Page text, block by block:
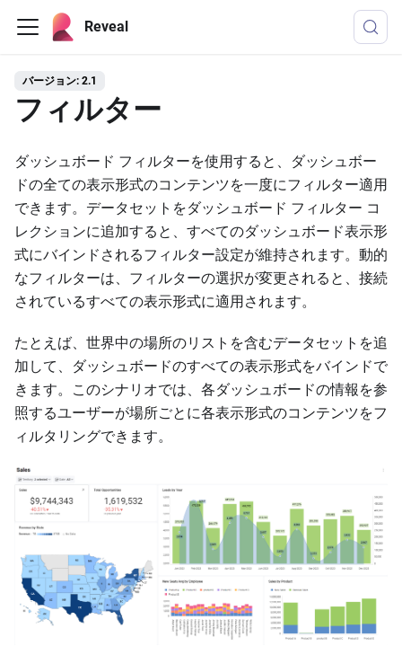
Reveal
バージョン: 2.1
フィルター
ダッシュボード フィルターを使用すると、ダッシュボー
ドの全ての表示形式のコンテンツを一度にフィルター適用
できます。データセットをダッシュボード フィルター コ
レクションに追加すると、すべてのダッシュボード表示形
式にバインドされるフィルター設定が維持されます。動的
なフィルターは、フィルターの選択が変更されると、接続
されているすべての表示形式に適用されます。
たとえば、世界中の場所のリストを含むデータセットを追
加して、ダッシュボードのすべての表示形式をバインドで
きます。このシナリオでは、各ダッシュボードの情報を参
照するユーザーが場所ごとに各表示形式のコンテンツをフ
ィルタリングできます。